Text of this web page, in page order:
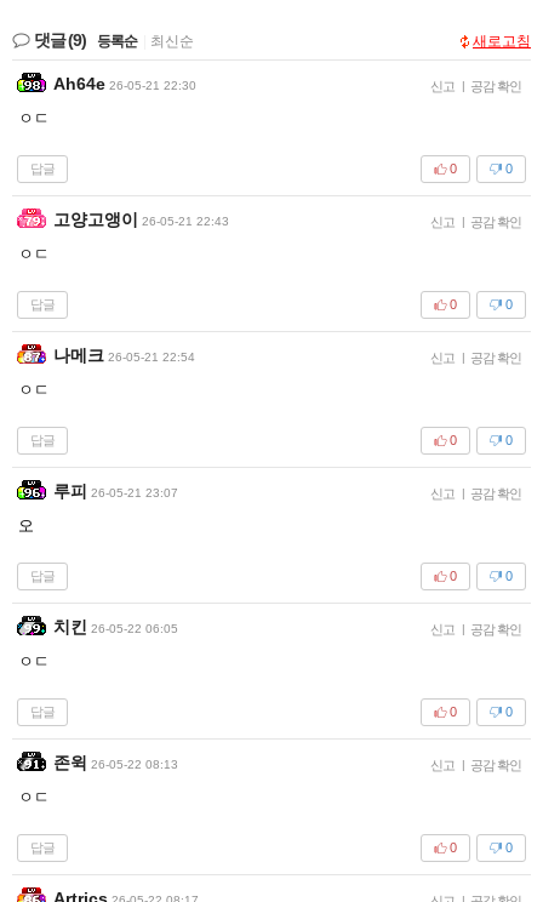
댓글(9) 등록순 최신순 새로고침
Ah64e 26-05-21 22:30 신고 | 공감 확인
ㅇㄷ
답글 0
0
고양고앵이 26-05-21 22:43 신고 | 공감 확인
ㅇㄷ
답글 0
0
나메크 26-05-21 22:54 신고 | 공감 확인
ㅇㄷ
답글 0
0
루피 26-05-21 23:07 신고 | 공감 확인
오
답글 0
0
치킨 26-05-22 06:05 신고 | 공감 확인
ㅇㄷ
답글 0
0
존윅 26-05-22 08:13 신고 | 공감 확인
ㅇㄷ
답글 0
0
Artrics